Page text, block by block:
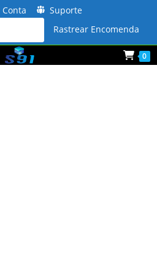
Conta Suporte
Rastrear Encomenda
0